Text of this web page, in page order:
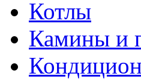
Котлы
Камины и